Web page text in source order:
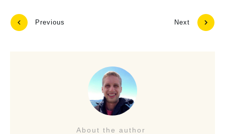
Previous Next
About the author